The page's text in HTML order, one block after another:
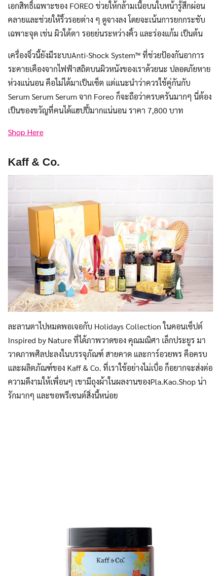
เอกสิทธิ์เฉพาะของ FOREO ช่วยให้กล้ามเนื้อบนใบหน้ารู้สึกผ่อน
คลายและช่วยให้ริ้วรอยต่าง ๆ ดูจางลง โดยจะเน้นการยกกระชับ
เฉพาะจุด เช่น ผิวใต้ตา รอยย่นระหว่างคิ้ว และร่องแก้ม เป็นต้น
เครื่องจิ๋วนี้ยังมีระบบAnti-Shock System™ ที่ช่วยป้องกันอาการ
ระคายเคืองจากไฟฟ้าสถิตบนผิวหนังของเราด้วยนะ ปลอดภัยหาย
ห่วงแน่นอน คือไม่ได้มาเป็นเซ็ต แต่แนะนำว่าควรใช้คู่กันกับ
Serum Serum Serum จาก Foreo ก็จะถือว่าครบครันมากๆ นี่ต้อง
เป็นของขวัญที่คนได้แฮปปี้มากแน่นอน ราคา 7,800 บาท
Shop Here
Kaff & Co.
ละลานตาไปหมดพอเจอกับ Holidays Collection ในคอนเซ็ปต์
Inspired by Nature ที่ได้ภาพวาดของ คุณมณิศา เล็กประยูร มา
วาดภาพศิลปะลงในบรรจุภัณฑ์ สายคาด และการ์อวยพร คือครบ
และผลิตภัณฑ์ของ Kaff & Co. ที่เราใช้อย่างไม่เบื่อ ก็อยากจะส่งต่อ
ความดีงามให้เพื่อนๆ เขามีถุงผ้าในผลงานของPla.Kao.Shop น่า
รักมากๆ และขอพรีเซนต์สิ่งนี้หน่อย